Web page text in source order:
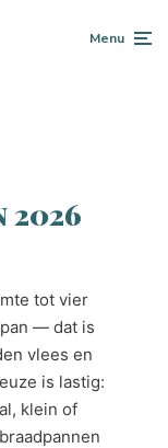
Menu
tot vier
— dat is
vlees en
is lastig:
klein of